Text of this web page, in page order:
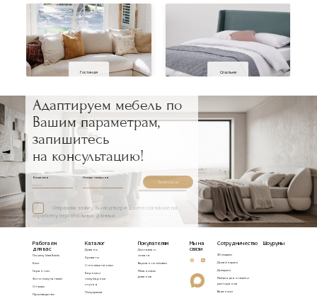
Гостиная Спальня
Адаптируем мебель по
Вашим параметрам,
запишитесь
на консультацию!
Ваше имя Номер телефона
Записаться
Отправляя заявку, Вы подтверждаете согласие на
обработку персональных данных
Работаем
для вас
Почему Idealbeds
Блог
Гарантии
Фото покупателей
Отзывы
Производство
Каталог
Диваны
Кровати
Стеновые панели
Барные и
полубарные
стулья
Полукресла
Покупателям
Доставка и
оплата
Варианты обивки
Механизмы
диванов
Мы на
связи
Сотрудничество
3D модели
Дизайнерам
Дилерам
Мебель для отелей и
ресторанов
Вакансии
Шоурумы